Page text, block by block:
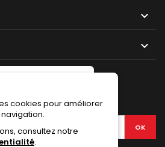


cookies pour améliorer
consultez notre
.
D'INFORMATIONS